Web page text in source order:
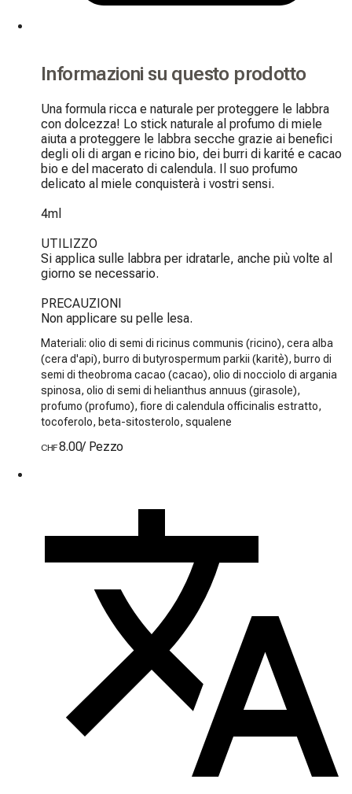
Informazioni su questo prodotto
Una formula ricca e naturale per proteggere le labbra
con dolcezza! Lo stick naturale al profumo di miele
aiuta a proteggere le labbra secche grazie ai benefici
degli oli di argan e ricino bio, dei burri di karité e cacao
bio e del macerato di calendula. Il suo profumo
delicato al miele conquisterà i vostri sensi.
4ml
UTILIZZO
Si applica sulle labbra per idratarle, anche più volte al
giorno se necessario.
PRECAUZIONI
Non applicare su pelle lesa.
Materiali: olio di semi di ricinus communis (ricino), cera alba
(cera d'api), burro di butyrospermum parkii (karitè), burro di
semi di theobroma cacao (cacao), olio di nocciolo di argania
spinosa, olio di semi di helianthus annuus (girasole),
profumo (profumo), fiore di calendula officinalis estratto,
tocoferolo, beta-sitosterolo, squalene
CHF8.00/ Pezzo